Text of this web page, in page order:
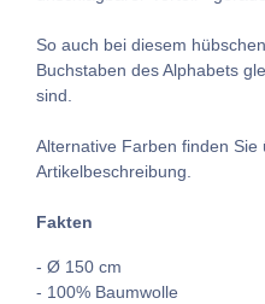
So auch bei diesem
Buchstaben des Alphabets
sind.
Alternative Farben finden
Artikelbeschreibung.
Fakten
- Ø 150 cm
- 100% Baumwolle